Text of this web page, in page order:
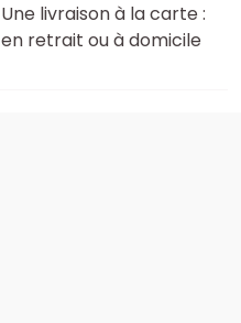
Une livraison à la carte :
en retrait ou à domicile